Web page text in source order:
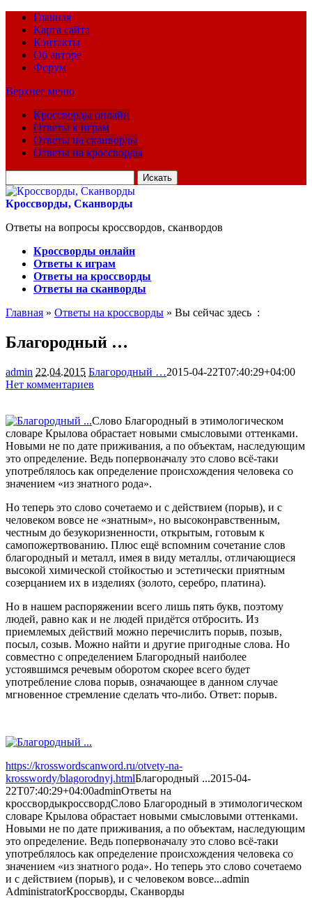
Главная
Карта сайта
Контакты
Об авторе
Форум
Верхнее меню
Кроссворды онлайн
Ответы к играм
Ответы на сканворды
Ответы на кроссворды
для:
Кроссворды, Сканворды
Ответы на вопросы кроссвордов, сканвордов
Кроссворды онлайн
Ответы к играм
Ответы на кроссворды
Ответы на сканворды
Главная » Ответы на кроссворды » Вы сейчас здесь :
Благородный …
admin 22.04.2015 Благородный …2015-04-22T07:40:29+04:00
Нет комментариев
Слово Благородный в этимологическом
словаре Крылова обрастает новыми смысловыми оттенками.
Новыми не по дате приживания, а по объектам, наследующим
это определение. Ведь попервоначалу это слово всё-таки
употреблялось как определение происхождения человека со
значением «из знатного рода».
Но теперь это слово сочетаемо и с действием (порыв), и с
человеком вовсе не «знатным», но высоконравственным,
честным до безукоризненности, открытым, готовым к
самопожертвованию. Плюс ещё вспомним сочетание слов
благородный и металл, имея в виду металлы, отличающиеся
высокой химической стойкостью и эстетически приятным
созерцанием их в изделиях (золото, серебро, платина).
Но в нашем распоряжении всего лишь пять букв, поэтому
людей, равно как и не людей придётся отбросить. Из
приемлемых действий можно перечислить порыв, позыв,
посыл, созыв. Можно найти и другие пригодные слова. Но
совместно с определением Благородный наиболее
устоявшимся речевым оборотом скорее всего будет
употребление слова порыв, означающее в данном случае
мгновенное стремление сделать что-либо. Ответ: порыв.
https://krosswordscanword.ru/otvety-na-
krosswordy/blagorodnyj.htmlБлагородный ...2015-04-
22T07:40:29+04:00adminОтветы на
кроссвордыкроссвордСлово Благородный в этимологическом
словаре Крылова обрастает новыми смысловыми оттенками.
Новыми не по дате приживания, а по объектам, наследующим
это определение. Ведь попервоначалу это слово всё-таки
употреблялось как определение происхождения человека со
значением «из знатного рода». Но теперь это слово сочетаемо
и с действием (порыв), и с человеком вовсе...admin
AdministratorКроссворды, Сканворды